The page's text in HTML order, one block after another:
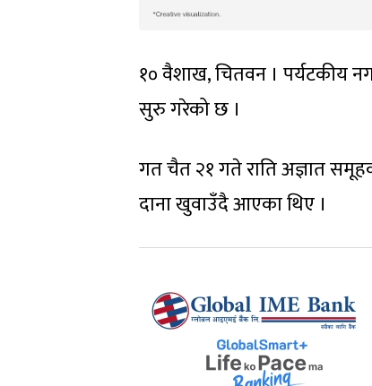
१० वैशाख, चितवन । पर्यटकीय
सुरु गरेको छ ।
गत चैत २१ गते राति अज्ञात
दाना खुवाउँदै आएका थिए ।